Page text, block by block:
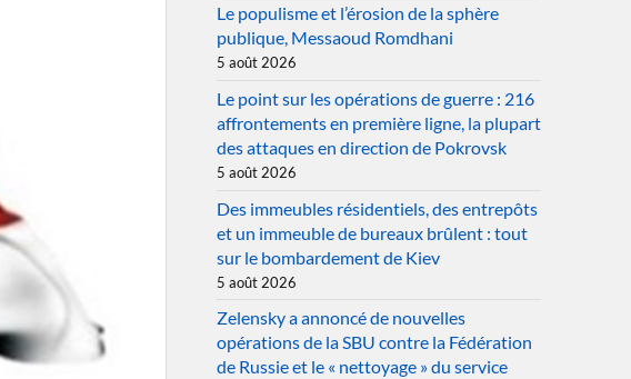
Le populisme et l’érosion de la sphère
publique, Messaoud Romdhani
5 août 2026
Le point sur les opérations de guerre : 216
affrontements en première ligne, la plupart
des attaques en direction de Pokrovsk
5 août 2026
Des immeubles résidentiels, des entrepôts
et un immeuble de bureaux brûlent : tout
sur le bombardement de Kiev
5 août 2026
Zelensky a annoncé de nouvelles
opérations de la SBU contre la Fédération
de Russie et le « nettoyage » du service